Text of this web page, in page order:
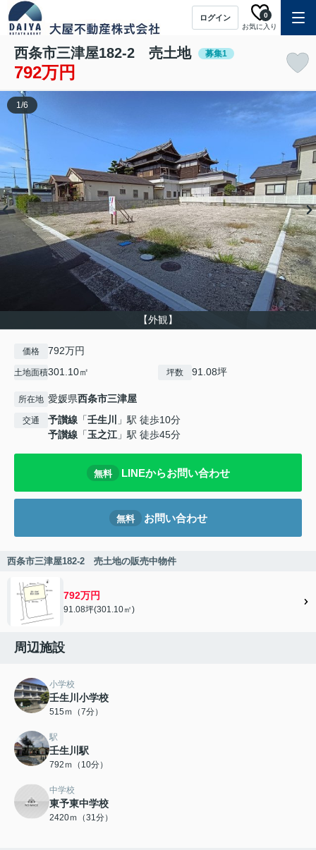
ログイン
お気に入り
0
西条市三津屋182-2 売土地 募集1
792万円
【外観】
1/6
価格 792万円
土地面積301.10㎡ 坪数 91.08坪
所在地 愛媛県西条市三津屋
交通 予讃線 「壬生川
」駅 徒歩10分
予讃線 「玉之江」駅 徒歩45分
無料 LINEからお問い合わせ
無料 お問い合わせ
西条市三津屋182-2 売土地の販売中物件
792万円
91.08坪(301.10㎡)
周辺施設
小学校
壬生川小学校
515ｍ（7分）
駅
壬生川駅
792ｍ（10分）
中学校
東予東中学校
2420ｍ（31分）